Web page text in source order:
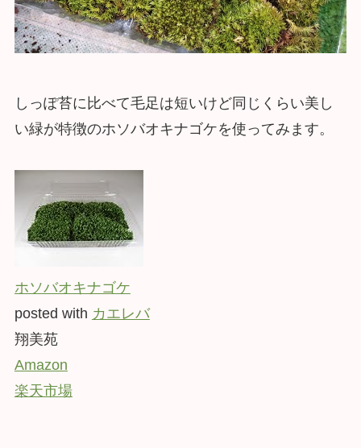
しっぽ苔に比べて毛足は短いけど同じくらい美し
い緑が特徴のホソバオキナゴケを使ってみます。
ホソバオキナゴケ
posted with カエレバ
翔美苑
Amazon
楽天市場